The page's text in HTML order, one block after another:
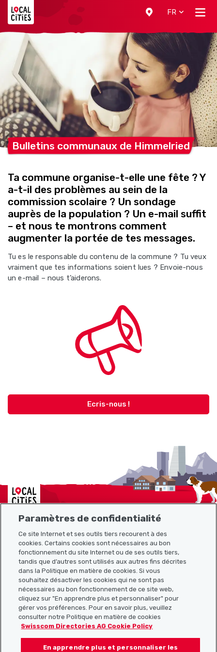
FR
Bulletins communaux de Himmelried
Ta commune organise-t-elle une fête ? Y
a-t-il des problèmes au sein de la
commission scolaire ? Un sondage
auprès de la population ? Un e-mail suffit
– et nous te montrons comment
augmenter la portée de tes messages.
Tu es le responsable du contenu de la commune ? Tu veux
vraiment que tes informations soient lues ? Envoie-nous
un e-mail – nous t’aiderons.
Ecris-nous !
Localcities
Plan du site
Liens utiles
Télécharger l’application Localcities
Paramètres de confidentialité
Ce site Internet et ses outils tiers recourent à des
cookies. Certains cookies sont nécessaires au bon
fonctionnement du site Internet ou de ses outils tiers,
tandis que d’autres sont utilisés aux autres fins décrites
dans la Politique en matière de cookies. Si vous
souhaitez désactiver les cookies qui ne sont pas
nécessaires au bon fonctionnement de ce site web,
cliquez sur "En apprendre plus et personnaliser" pour
gérer vos préférences. Pour en savoir plus, veuillez
consulter notre Politique en matière de cookies
Swisscom Directories AG Cookie Policy
En apprendre plus et personnaliser les